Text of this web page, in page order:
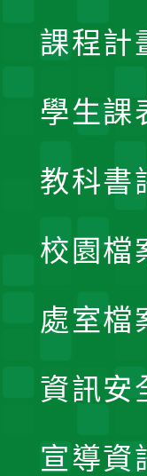
課程計
學生課
教科書
校園檔
處室檔
資訊安
宣導資